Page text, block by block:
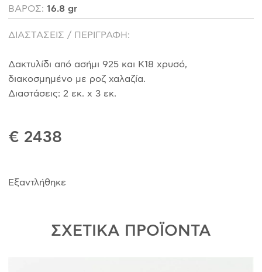
ΌΡΟΙ ΥΠΗΡΕΣΙΏΝ
ΒΑΡΟΣ: 16.8 gr
ΔΙΑΣΤΑΣΕΙΣ / ΠΕΡΙΓΡΑΦΗ:
Δακτυλίδι από ασήμι 925 και Κ18 χρυσό,
διακοσμημένο με ροζ χαλαζία.
Διαστάσεις: 2 εκ. χ 3 εκ.
€ 2438
Εξαντλήθηκε
ΣΧΕΤΙΚΑ ΠΡΟΪΟΝΤΑ